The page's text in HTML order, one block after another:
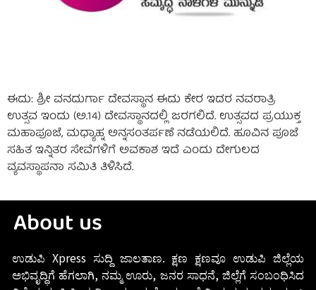
ಈದು: ಶ್ರೀ ವನದುರ್ಗಾ ದೇವಸ್ಥಾನ ಈದು ಕೇರ ಇದರ ನವರಾತ್ರಿ
ಉತ್ಸವ ಇಂದು (ಅ.14) ದೇವಸ್ಥಾನದಲ್ಲಿ ಜರಗಲಿದೆ. ಉತ್ಸವದ ಪ್ರಯುಕ್ತ
ಮಹಾಪೂಜೆ, ಮಧ್ಯಾಹ್ನ ಅನ್ನಸಂತರ್ಪಣೆ ನಡೆಯಲಿದೆ. ಹೂವಿನ ಪೂಜೆ
ಸಹಿತ ಇನ್ನಿತರ ಸೇವೆಗಳಿಗೆ ಅವಕಾಶ ಇದೆ ಎಂದು ದೇಗುಲದ
ವ್ಯವಸ್ಥಾಪನಾ ಸಮಿತಿ ತಿಳಿಸಿದೆ.
About us
ಉಡುಪಿ Xpress ಸುದ್ದಿ ಜಾಲತಾಣ. ಕ್ಷಣ ಕ್ಷಣವೂ ಉಡುಪಿ ಜಿಲ್ಲೆಯ
ಅಭಿವೃದ್ಧಿಗೆ ಹೆಗಲಾಗಿ, ನಮ್ಮ ಊರು, ಜನರ ಸಾಧನೆ, ಜಿಲ್ಲೆಗೆ ಸಂಬಂಧಿಸಿದ